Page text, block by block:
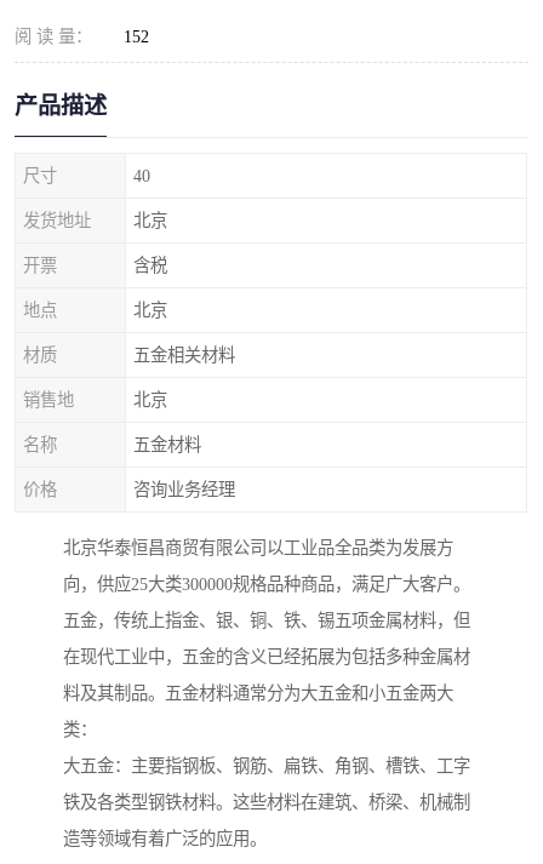
阅 读 量： 152
产品描述
尺寸 40
发货地址 北京
开票 含税
地点 北京
材质 五金相关材料
销售地 北京
名称 五金材料
价格 咨询业务经理
北京华泰恒昌商贸有限公司以工业品全品类为发展方
向，供应25大类300000规格品种商品，满足广大客户。
五金，传统上指金、银、铜、铁、锡五项金属材料，但
在现代工业中，五金的含义已经拓展为包括多种金属材
料及其制品。五金材料通常分为大五金和小五金两大
类：
大五金：主要指钢板、钢筋、扁铁、角钢、槽铁、工字
铁及各类型钢铁材料。这些材料在建筑、桥梁、机械制
造等领域有着广泛的应用。